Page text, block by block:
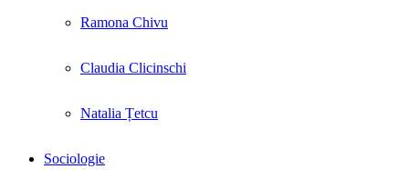
Ramona Chivu
Claudia Clicinschi
Natalia Țetcu
Sociologie